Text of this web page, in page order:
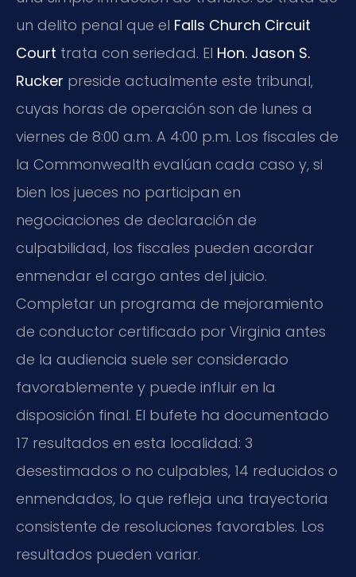
un delito penal que el Falls Church Circuit
Court trata con seriedad. El Hon. Jason S.
Rucker preside actualmente este tribunal,
cuyas horas de operación son de lunes a
viernes de 8:00 a.m. A 4:00 p.m. Los fiscales de
la Commonwealth evalúan cada caso y, si
bien los jueces no participan en
negociaciones de declaración de
culpabilidad, los fiscales pueden acordar
enmendar el cargo antes del juicio.
Completar un programa de mejoramiento
de conductor certificado por Virginia antes
de la audiencia suele ser considerado
favorablemente y puede influir en la
disposición final. El bufete ha documentado
17 resultados en esta localidad: 3
desestimados o no culpables, 14 reducidos o
enmendados, lo que refleja una trayectoria
consistente de resoluciones favorables. Los
resultados pueden variar.